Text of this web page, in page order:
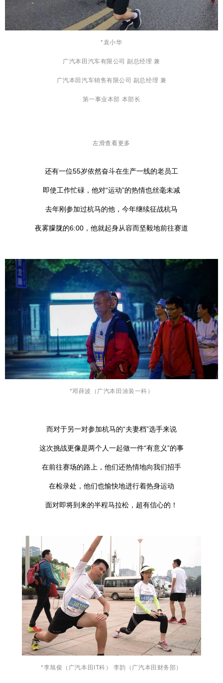
*袁小华
广汽本田汽车有限公司 副总经理 兼
广汽本田汽车销售有限公司 副总经理 兼
第一事业本部 本部长
左滑查看更多
还有一位55岁依然奋斗在生产一线的老员工
即使工作忙碌，他对“运动”的热情也丝毫未减
去年刚参加过杭马的他，今年继续征战杭马
夜雾朦胧的6:00，他就起身从容而坚毅地前往赛道
*邓薛波（ 广汽本田涂装一科 ）
而对于另一对参加杭马的“夫妻档”选手来说
这次挑战更像是两个人一起做一件“有意义”的事
在前往赛场的路上，他们还热情地向我们招手
在检录处，他们也愉快地进行着热身运动
面对即将到来的半程马拉松，超有信心的！
*李旭俊（广汽本田IT科） 李韵（广汽本田财务部）